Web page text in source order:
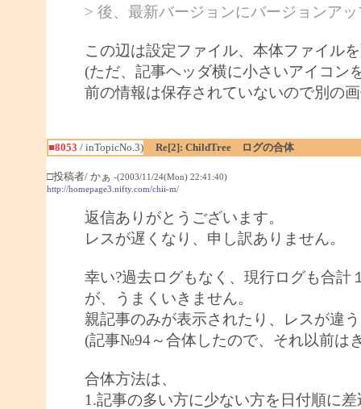
> 後、最新バージョンにバージョンア
この辺は設定ファイル、本体ファイル
(ただ、記事ヘッダ横に小さいアイコン
前の情報は保存されていないので別の
■8053 / inTopicNo.3) Re[2]: ChildTree ログの合体
□投稿者/ かぁ -(2003/11/24(Mon) 22:41:40)
http://homepage3.nifty.com/chii-m/
返信ありがとうございます。
レスが遅くなり、申し訳ありません。
幸い?過去ログもなく、現行ログも合
が、うまくいきません。
親記事のみが表示されたり、レスが違
(記事№94～合体したので、それ以前は
合体方法は、
1.記事の多い方に少ない方を日付順に差